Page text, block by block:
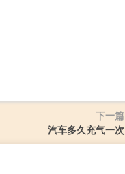
下一篇
汽车多久充气一次